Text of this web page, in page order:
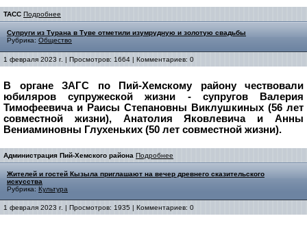
ТАСС Подробнее
Супруги из Турана в Туве отметили изумрудную и золотую свадьбы
Рубрика: Общество
1 февраля 2023 г. | Просмотров: 1664 | Комментариев: 0
В органе ЗАГС по Пий-Хемскому району чествовали
юбиляров супружеской жизни - супругов Валерия
Тимофеевича и Раисы Степановны Виклушкиных (56 лет
совместной жизни), Анатолия Яковлевича и Анны
Вениаминовны Глухеньких (50 лет совместной жизни).
Администрация Пий-Хемского района Подробнее
Жителей и гостей Кызыла приглашают на вечер древнего сказительского
искусства
Рубрика: Культура
1 февраля 2023 г. | Просмотров: 1935 | Комментариев: 0